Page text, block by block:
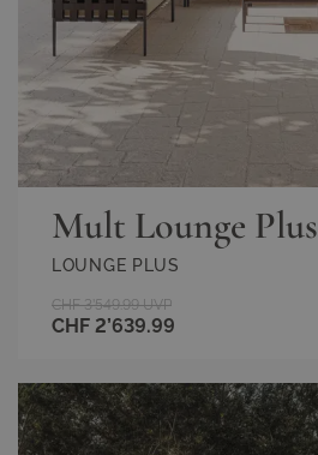
Mult Lounge Plus
LOUNGE PLUS
CHF 2’639.99
CHF 3’549.99 UVP